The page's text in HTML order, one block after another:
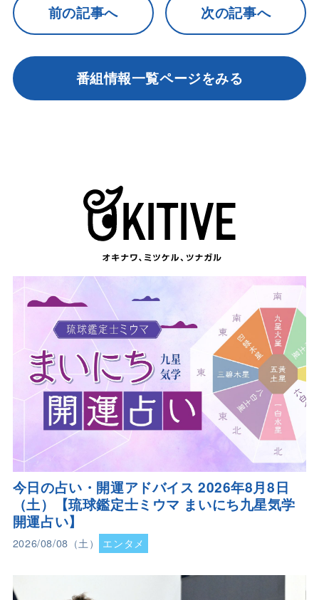
前の記事へ 次の記事へ
番組情報一覧ページをみる
今日の占い・開運アドバイス 2026年8月8日
（土）【琉球鑑定士ミウマ まいにち九星気学
開運占い】
2026/08/08（土） エンタメ